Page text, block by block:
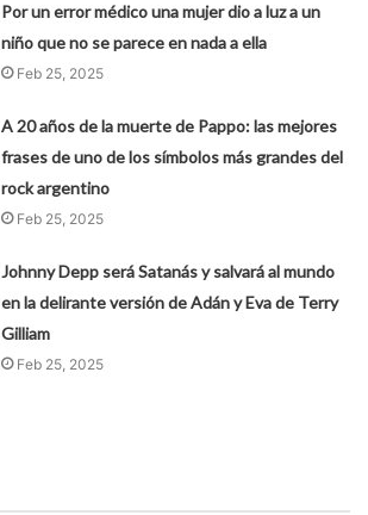
Por un error médico una mujer dio a luz a un
niño que no se parece en nada a ella
Feb 25, 2025
A 20 años de la muerte de Pappo: las mejores
frases de uno de los símbolos más grandes del
rock argentino
Feb 25, 2025
Johnny Depp será Satanás y salvará al mundo
en la delirante versión de Adán y Eva de Terry
Gilliam
Feb 25, 2025